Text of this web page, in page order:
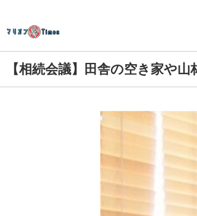
【相続会議】田舎の空き家や